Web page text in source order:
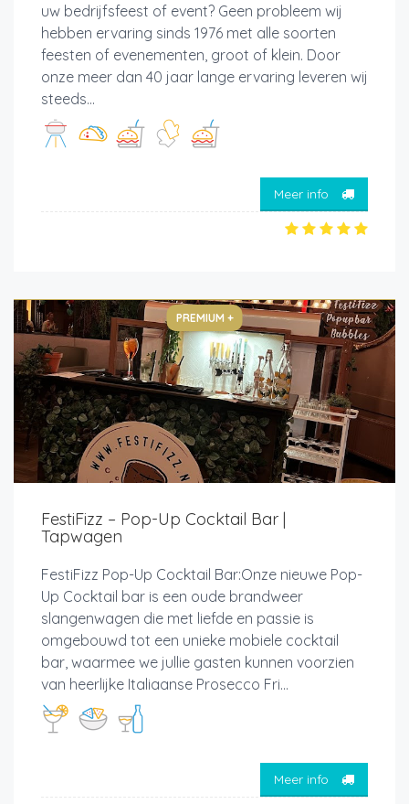
uw bedrijfsfeest of event? Geen probleem wij
hebben ervaring sinds 1976 met alle soorten
feesten of evenementen, groot of klein. Door
onze meer dan 40 jaar lange ervaring leveren wij
steeds...
Meer info
PREMIUM +
FestiFizz – Pop-Up Cocktail Bar |
Tapwagen
FestiFizz Pop-Up Cocktail Bar:Onze nieuwe Pop-
Up Cocktail bar is een oude brandweer
slangenwagen die met liefde en passie is
omgebouwd tot een unieke mobiele cocktail
bar, waarmee we jullie gasten kunnen voorzien
van heerlijke Italiaanse Prosecco Fri...
Meer info